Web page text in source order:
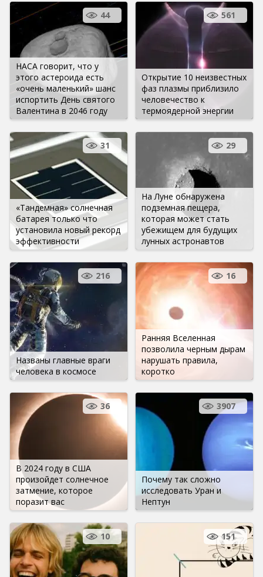
НАСА говорит, что у
этого астероида есть
«очень маленький» шанс
испортить День святого
Валентина в 2046 году
44
Открытие 10 неизвестных
фаз плазмы приблизило
человечество к
термоядерной энергии
561
«Тандемная» солнечная
батарея только что
установила новый рекорд
эффективности
31
На Луне обнаружена
подземная пещера,
которая может стать
убежищем для будущих
лунных астронавтов
29
Названы главные враги
человека в космосе
216
Ранняя Вселенная
позволила черным дырам
нарушать правила,
коротко
16
В 2024 году в США
произойдет солнечное
затмение, которое
поразит вас
36
Почему так сложно
исследовать Уран и
Нептун
3907
10 151